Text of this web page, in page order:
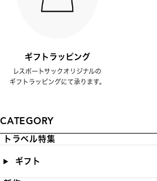
ギフトラッピング
レスポートサックオリジナルの
ギフトラッピングにて承ります。
CATEGORY
トラベル特集
ギフト